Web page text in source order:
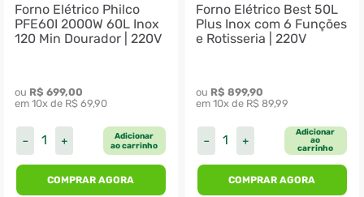
Forno Elétrico Philco
PFE60I 2000W 60L Inox
120 Min Dourador | 220V
ou R$ 699,00
em 10x de R$ 69,90
＋
－
Adicionar
ao carrinho
COMPRAR AGORA
Forno Elétrico Best 50L
Plus Inox com 6 Funções
e Rotisseria | 220V
ou R$ 899,90
em 10x de R$ 89,99
＋
－
Adicionar
ao
carrinho
COMPRAR AGORA